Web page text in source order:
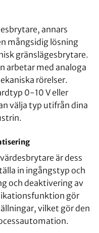
annars
mångsidig lösning
gränslägesbrytare.
arbetar med analoga
rörelser.
0-10 V eller
välja typ utifrån dina
är dess
in ingångstyp och
och deaktivering av
gör
vilket gör den